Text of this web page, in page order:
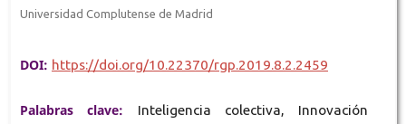
Universidad Complutense de Madrid
DOI: https://doi.org/10.22370/rgp.2019.8.2.2459
Palabras clave:
Inteligencia colectiva, Innovación